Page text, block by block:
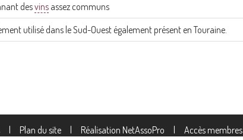
desvins assez communs
utilisé dans le Sud-Ouest également présent en Touraine.
Plan du site Réalisation NetAssoPro Accès membres